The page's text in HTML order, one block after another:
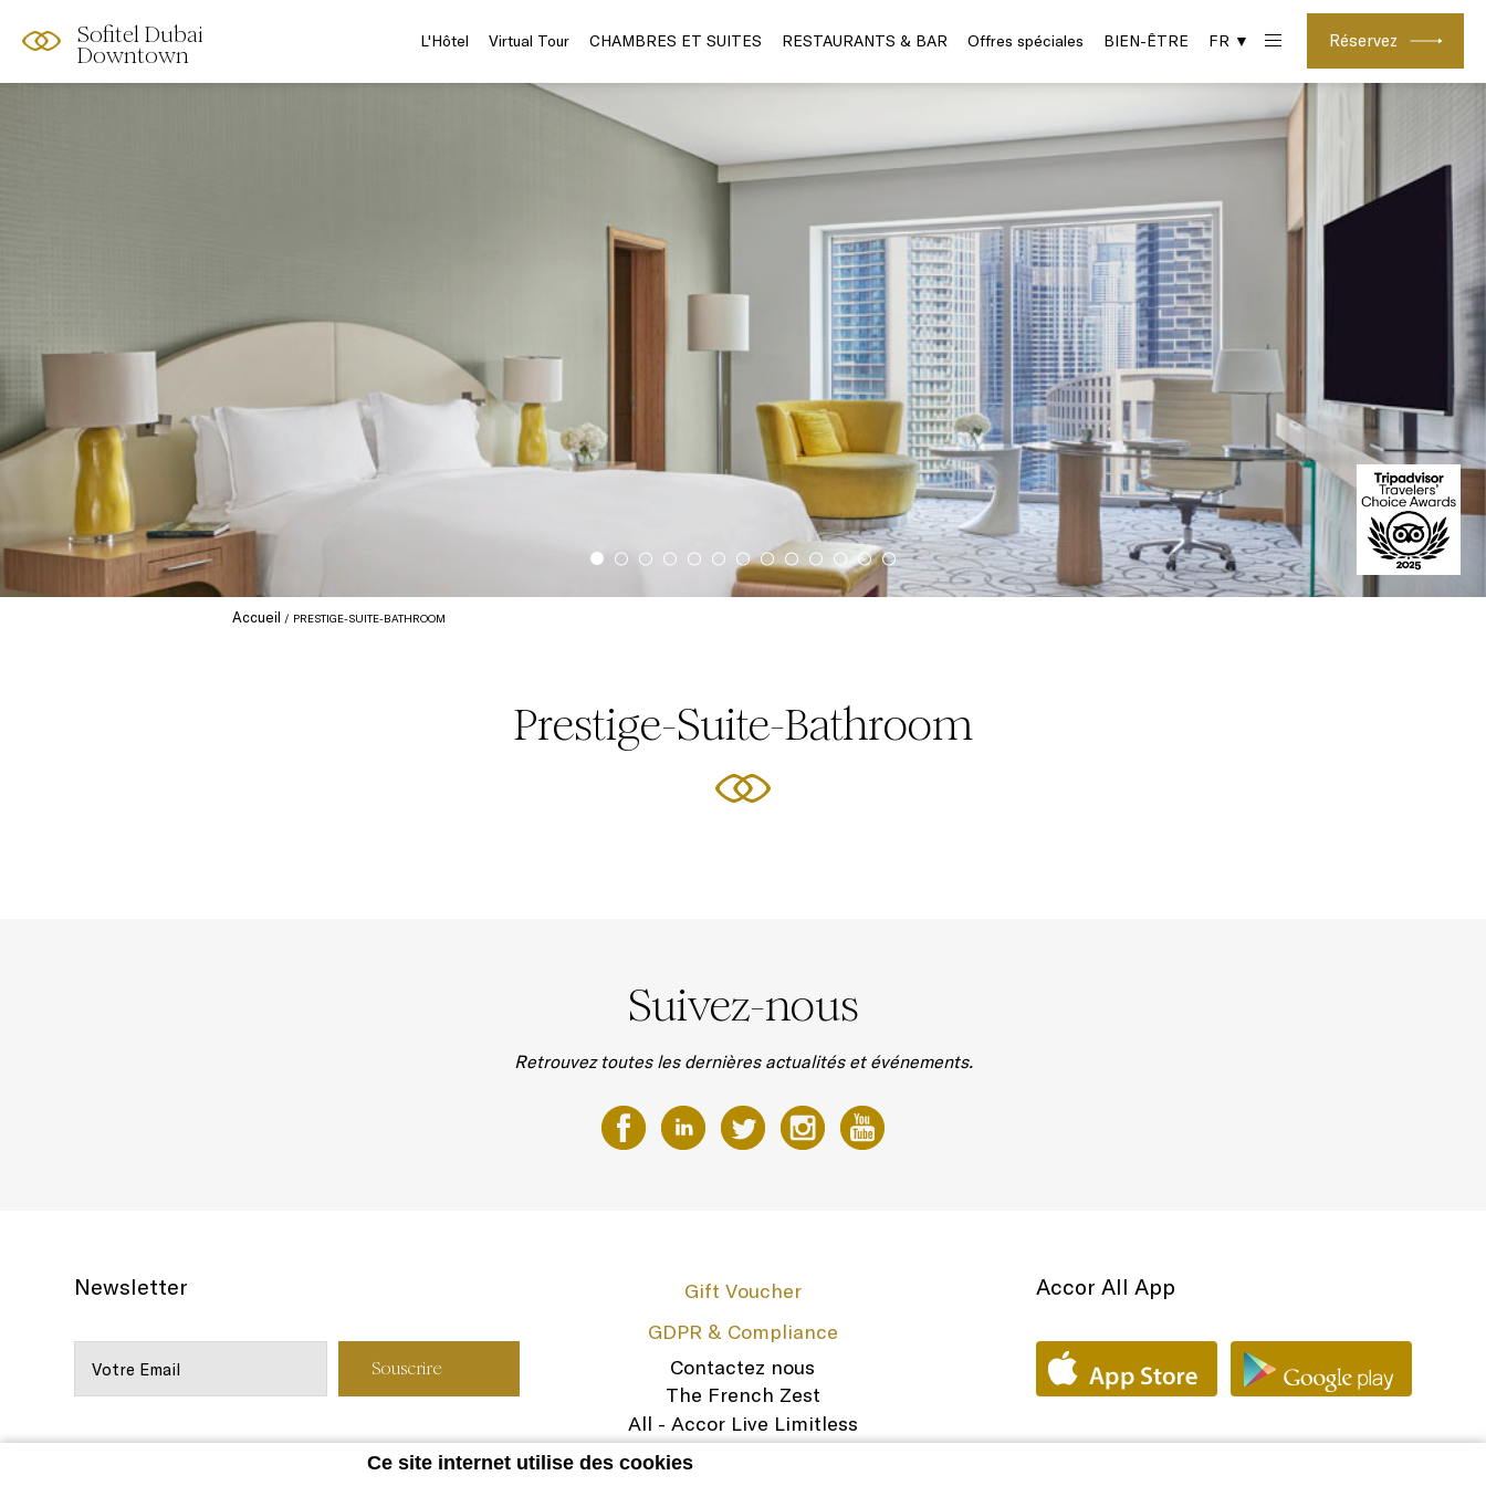
Ce site internet utilise des cookies
Sofitel Dubai
Downtown
Réservez
L'Hôtel Virtual Tour CHAMBRES ET SUITES RESTAURANTS & BAR Offres spéciales BIEN-ÊTRE FR ▼
Accueil PRESTIGE-SUITE-BATHROOM
Prestige-Suite-Bathroom
Suivez-nous
Retrouvez toutes les dernières actualités et événements.
Newsletter
Gift Voucher
GDPR & Compliance
Contactez nous
The French Zest
All - Accor Live Limitless
Legal Notice
Accor All App